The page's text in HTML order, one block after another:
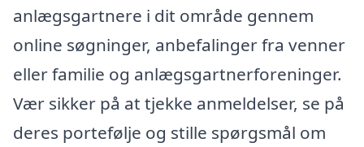
anlægsgartnere i dit område gennem
online søgninger, anbefalinger fra venner
eller familie og anlægsgartnerforeninger.
Vær sikker på at tjekke anmeldelser, se på
deres portefølje og stille spørgsmål om